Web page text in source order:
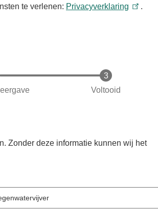
te verlenen: Privacyverklaring .
Voltooid
Zonder deze informatie kunnen wij het